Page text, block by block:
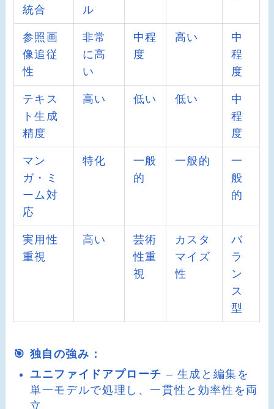
統合
ル
参照画
像追従
性
非常
に高
い
中程
度
高い
中
程
度
テキス
ト生成
精度
高い 低い 低い
中
程
度
マン
ガ・ミ
ーム対
応
特化
一般
的
一般的
一
般
的
実用性
重視
高い
芸術
性重
視
カスタ
マイズ
性
バ
ラ
ン
ス
型
🎯 独自の強み：
ユニファイドアプローチ – 生成と編集を
単一モデルで処理し、一貫性と効率性を両
立